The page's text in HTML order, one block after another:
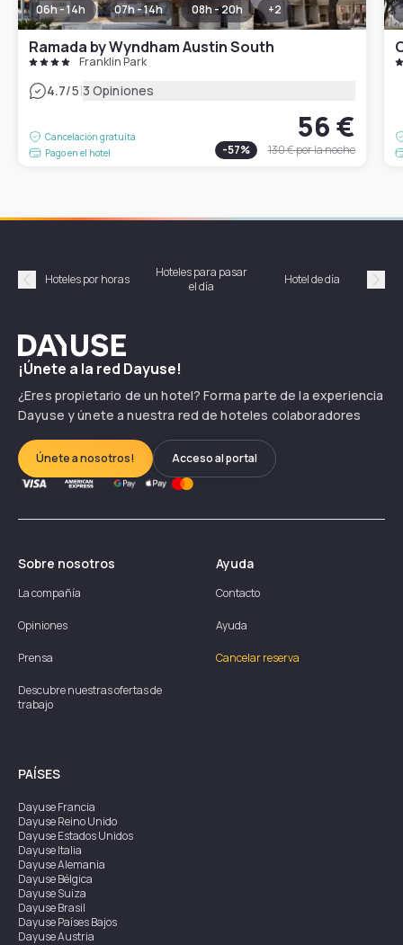
06h - 14h 07h - 14h 08h - 20h +2
Ramada by Wyndham Austin South
Franklin Park
4.7/5|3 Opiniones
Cancelación gratuita
Pago en el hotel
56 €
-57% 130 €por la noche
Précédent
Hoteles por horas
Hoteles para pasar
el día
Hotel de día
Dayuse
¡Únete a la red Dayuse!
¿Eres propietario de un hotel? Forma parte de la experiencia
Dayuse y únete a nuestra red de hoteles colaboradores
Únete a nosotros! Acceso al portal
Sobre nosotros
La compañía
Opiniones
Prensa
Descubre nuestras ofertas de
trabajo
Ayuda
Contacto
Ayuda
Cancelar reserva
PAÍSES
DayuseFrancia
DayuseReino Unido
DayuseEstados Unidos
DayuseItalia
DayuseAlemania
DayuseBélgica
DayuseSuiza
DayuseBrasil
DayusePaíses Bajos
DayuseAustria